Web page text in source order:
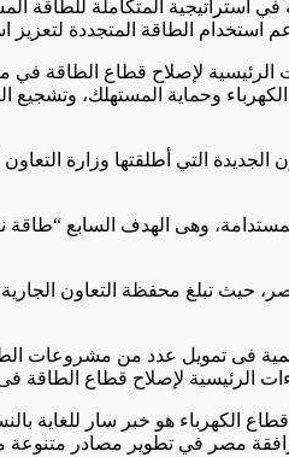
استخدام الطاقة المتجددة لتعزيز
لإصلاح قطاع الطاقة في
وحماية المستهلك، وتشجيع
التي أطلقتها وزارة
إلى أن هذا الاتفاق يساهم فى تحقيق 3 أهداف
فى تمويل عدد من مشروعات
الرئيسية لإصلاح قطاع الطاقة
الكهرباء هو خبر سار للغاية
مصر في تطوير مصادر متنوعة